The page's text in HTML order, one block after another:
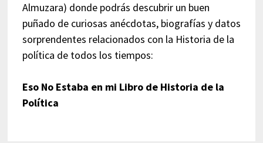
Almuzara) donde podrás descubrir un buen
puñado de curiosas anécdotas, biografías y datos
sorprendentes relacionados con la Historia de la
política de todos los tiempos:
Eso No Estaba en mi Libro de Historia de la
Política